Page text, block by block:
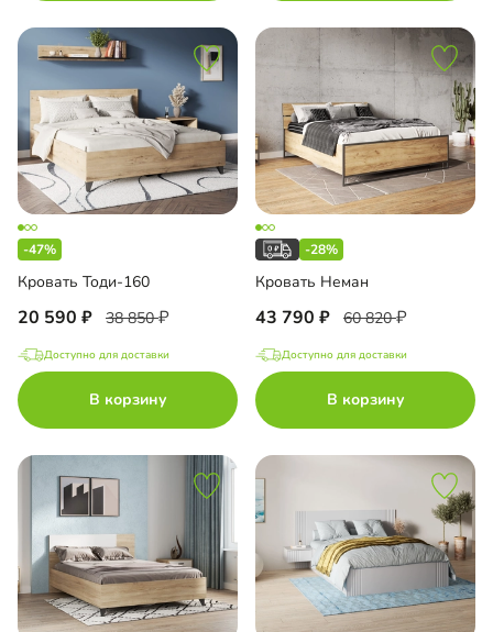
-47%
Кровать Тоди-160
20 590 38 850
Доступно для доставки
В корзину
-28%
Кровать Неман
43 790 60 820
Доступно для доставки
В корзину